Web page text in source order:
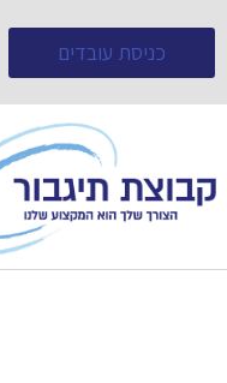
כניסת עובדים